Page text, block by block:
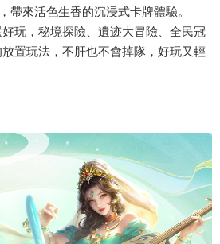
來活色生香的沉浸式卡牌體驗。
好玩，秘境探險、遺迹大冒險、全民冠
置玩法，不肝也不會掉隊，好玩又輕